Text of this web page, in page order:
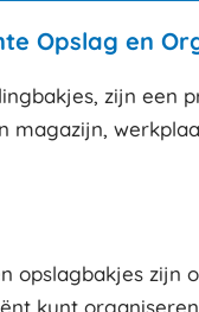
Opslag en
zijn
opslagbakjes
kunt